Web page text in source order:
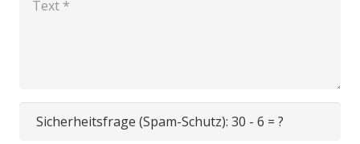
Sicherheitsfrage (Spam-Schutz): 30 - 6 = ?